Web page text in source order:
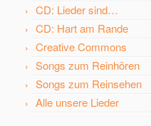
CD: Lieder sind…
CD: Hart am Rande
Creative Commons
Songs zum Reinhören
Songs zum Reinsehen
Alle unsere Lieder